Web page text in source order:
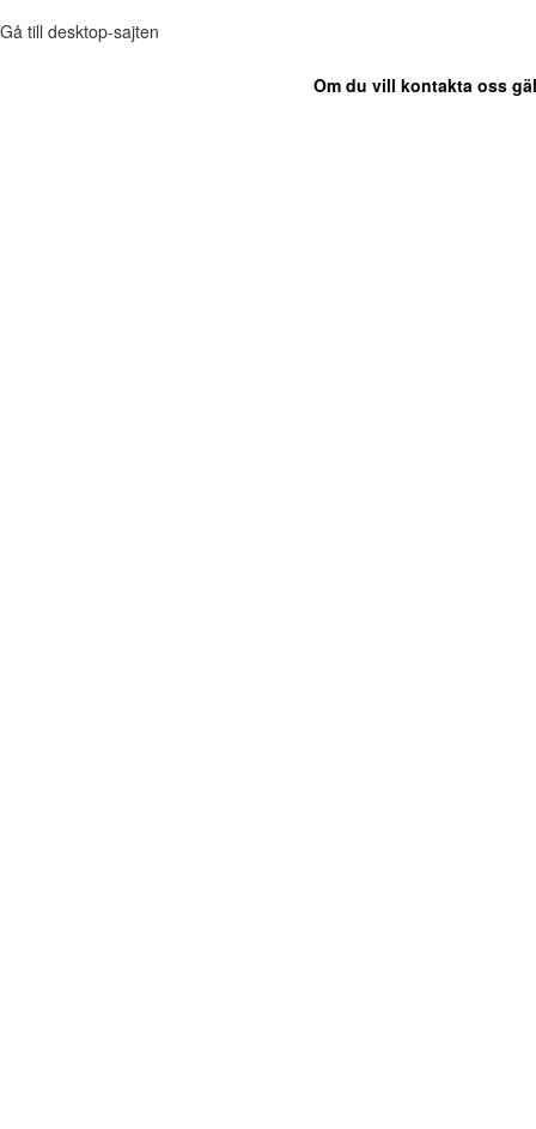
Gå till desktop-sajten
Om du vill kontakta oss